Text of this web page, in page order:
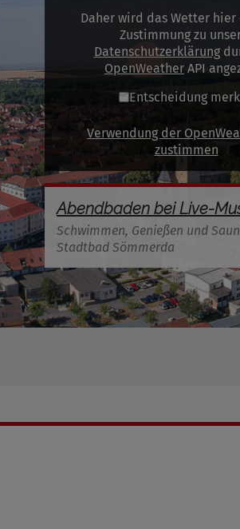
Daher wird das Wetter hier
Zustimmung zu
Datenschutzerklärung
OpenWeather API
Entscheidung
Verwendung der
zustimmen
Abendbaden bei Live-
Schwimmen, Genießen und
Stadtbad Sömmerda